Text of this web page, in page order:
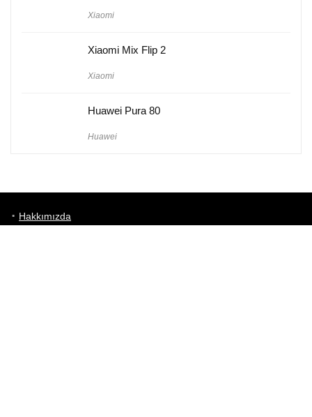
Xiaomi
Xiaomi Mix Flip 2
Xiaomi
Huawei Pura 80
Huawei
Hakkımızda